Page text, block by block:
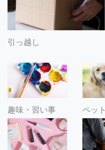
引っ越し
趣味・習い事 ペット